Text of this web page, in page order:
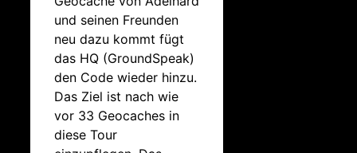
und seinen Freunden
neu dazu kommt fügt
das HQ (GroundSpeak)
den Code wieder hinzu.
Das Ziel ist nach wie
vor 33 Geocaches in
diese Tour